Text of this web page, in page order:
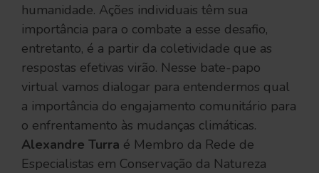
humanidade. Ações individuais têm sua
importância para o combate a esse desafio,
entretanto, é a partir da coletividade que as
respostas efetivas virão. Nesse bate-papo
virtual vamos dialogar para entendermos qual
a importância do engajamento comunitário para
o enfrentamento às mudanças climáticas.
Alexandre Turra é Membro da Rede de
Especialistas em Conservação da Natureza